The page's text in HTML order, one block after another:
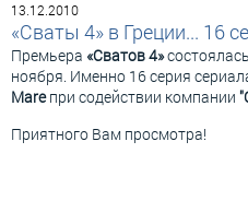
13.12.2010
«Сваты 4» в Греции... 16
Премьера «Сватов 4»
ноября. Именно 16 серия
Mareпри содействии компании
Приятного Вам просмотра!